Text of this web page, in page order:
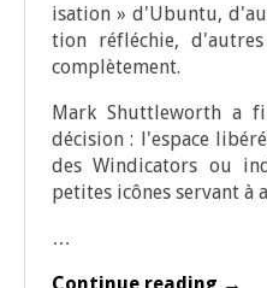
isa­tion » d'Ubuntu,
tion réflé­chie,
complètement.
Mark Shut­tle­worth a
déci­sion : l'espace
des Win­di­ca­tors ou
petites icônes ser­vant
…